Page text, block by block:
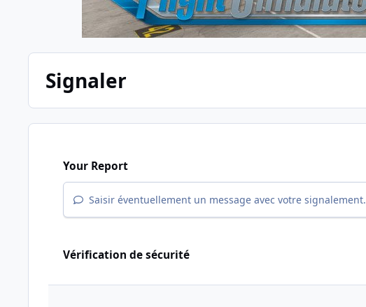
Signaler
Your Report
Saisir éventuellement un message avec votre signalement.
Vérification de sécurité